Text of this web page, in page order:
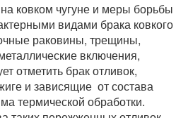
ковком чугуне и меры борьбы
видами брака ковкого
раковины, трещины,
включения,
отметить брак отливок,
и зависящие от состава
термической обработки.